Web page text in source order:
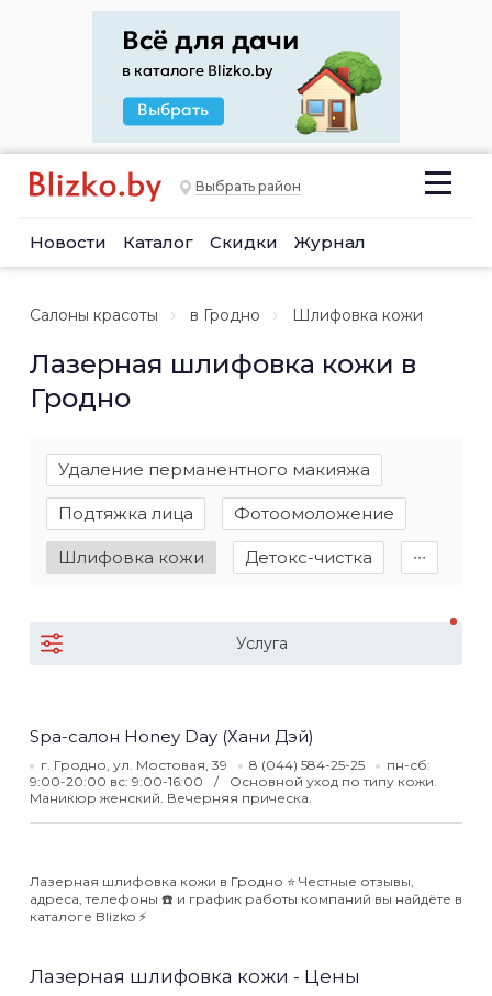
Выбрать район
Новости Каталог Скидки Журнал
Салоны красоты в Гродно Шлифовка кожи
Лазерная шлифовка кожи в
Гродно
Удаление перманентного макияжа
Подтяжка лица Фотоомоложение
Шлифовка кожи Детокс-чистка ∙∙∙
Услуга
Spa-салон Honey Day (Хани Дэй)
г. Гродно, ул. Мостовая, 39 8 (044) 584-25-25
пн-сб:
9:00-20:00 вс: 9:00-16:00
Основной уход по типу кожи.
Маникюр женский. Вечерняя прическа.
Лазерная шлифовка кожи в Гродно ⭐️ Честные отзывы,
адреса, телефоны ☎️ и график работы компаний вы найдёте в
каталоге Blizko ⚡️
Лазерная шлифовка кожи - Цены